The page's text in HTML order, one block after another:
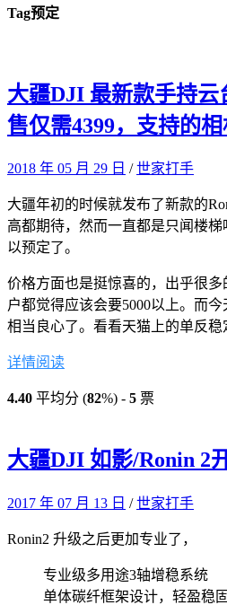
Tag预定
大疆DJI 最新款手持云
售仅需4399，支持的
2018 年 05 月 29 日 /世家打手
大疆年初的时候就发布了新款的
高都期待，然而一直都是只闻楼
以预定了。
价格方面也是挺惊喜的，出乎很
户都觉得应该会要5000以上。而今
相当良心了。看看天猫上的单反
详情阅读
4.40 平均分 (82%) - 5 票
大疆DJI 如影/Ronin 2
2017 年 07 月 13 日 /世家打手
Ronin2 升级之后更加专业了，
专业级多用途3轴增稳系统
单体碳纤框架设计，轻盈稳固